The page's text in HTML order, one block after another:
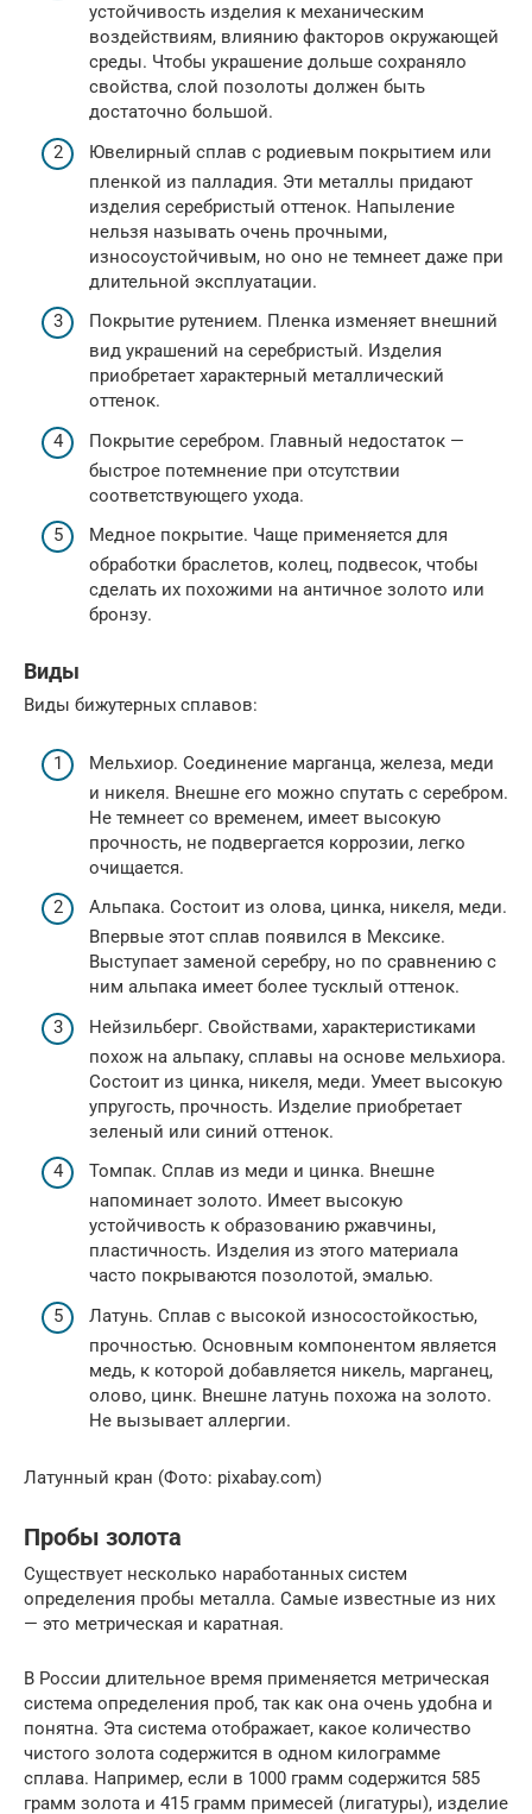
устойчивость изделия к механическим
воздействиям, влиянию факторов окружающей
среды. Чтобы украшение дольше сохраняло
свойства, слой позолоты должен быть
достаточно большой.
Ювелирный сплав с родиевым покрытием или
пленкой из палладия. Эти металлы придают
изделия серебристый оттенок. Напыление
нельзя называть очень прочными,
износоустойчивым, но оно не темнеет даже при
длительной эксплуатации.
Покрытие рутением. Пленка изменяет внешний
вид украшений на серебристый. Изделия
приобретает характерный металлический
оттенок.
Покрытие серебром. Главный недостаток —
быстрое потемнение при отсутствии
соответствующего ухода.
Медное покрытие. Чаще применяется для
обработки браслетов, колец, подвесок, чтобы
сделать их похожими на античное золото или
бронзу.
Виды
Виды бижутерных сплавов:
Мельхиор. Соединение марганца, железа, меди
и никеля. Внешне его можно спутать с серебром.
Не темнеет со временем, имеет высокую
прочность, не подвергается коррозии, легко
очищается.
Альпака. Состоит из олова, цинка, никеля, меди.
Впервые этот сплав появился в Мексике.
Выступает заменой серебру, но по сравнению с
ним альпака имеет более тусклый оттенок.
Нейзильберг. Свойствами, характеристиками
похож на альпаку, сплавы на основе мельхиора.
Состоит из цинка, никеля, меди. Умеет высокую
упругость, прочность. Изделие приобретает
зеленый или синий оттенок.
Томпак. Сплав из меди и цинка. Внешне
напоминает золото. Имеет высокую
устойчивость к образованию ржавчины,
пластичность. Изделия из этого материала
часто покрываются позолотой, эмалью.
Латунь. Сплав с высокой износостойкостью,
прочностью. Основным компонентом является
медь, к которой добавляется никель, марганец,
олово, цинк. Внешне латунь похожа на золото.
Не вызывает аллергии.
Латунный кран (Фото: pixabay.com)
Пробы золота
Существует несколько наработанных систем
определения пробы металла. Самые известные из них
— это метрическая и каратная.
В России длительное время применяется метрическая
система определения проб, так как она очень удобна и
понятна. Эта система отображает, какое количество
чистого золота содержится в одном килограмме
сплава. Например, если в 1000 грамм содержится 585
грамм золота и 415 грамм примесей (лигатуры), изделие